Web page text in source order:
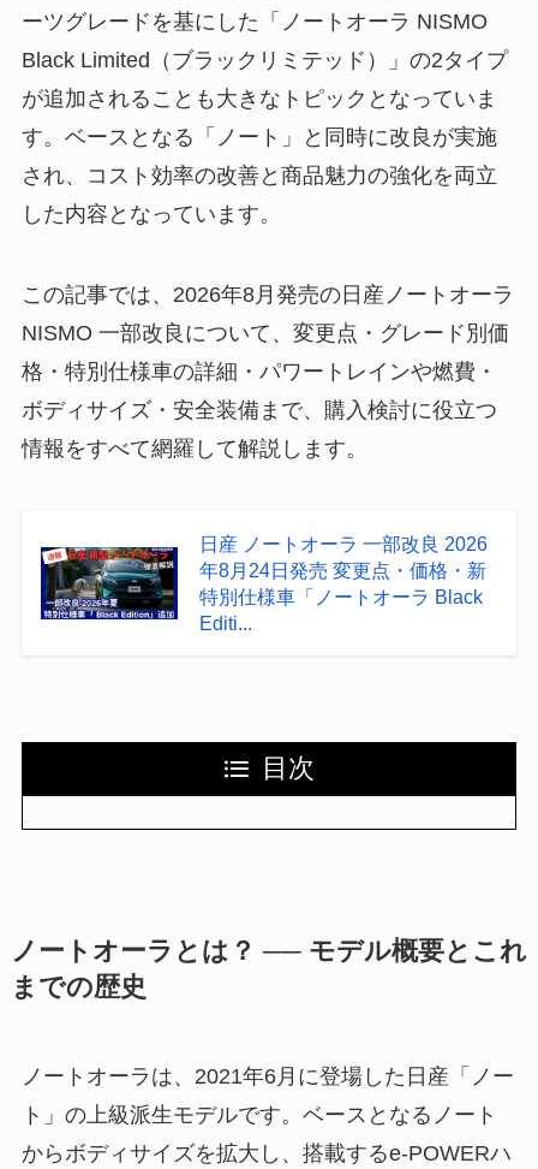
ーツグレードを基にした「ノートオーラ NISMO
Black Limited（ブラックリミテッド）」の2タイプ
が追加されることも大きなトピックとなっていま
す。ベースとなる「ノート」と同時に改良が実施
され、コスト効率の改善と商品魅力の強化を両立
した内容となっています。
この記事では、2026年8月発売の日産ノートオーラ
NISMO 一部改良について、変更点・グレード別価
格・特別仕様車の詳細・パワートレインや燃費・
ボディサイズ・安全装備まで、購入検討に役立つ
情報をすべて網羅して解説します。
日産 ノートオーラ 一部改良 2026
年8月24日発売 変更点・価格・新
特別仕様車「ノートオーラ Black
Editi...
目次
ノートオーラとは？ ── モデル概要とこれ
までの歴史
ノートオーラは、2021年6月に登場した日産「ノー
ト」の上級派生モデルです。ベースとなるノート
からボディサイズを拡大し、搭載するe-POWERハ